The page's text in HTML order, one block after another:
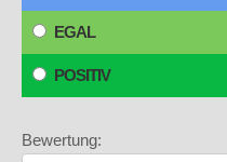
EGAL
POSITIV
Bewertung: